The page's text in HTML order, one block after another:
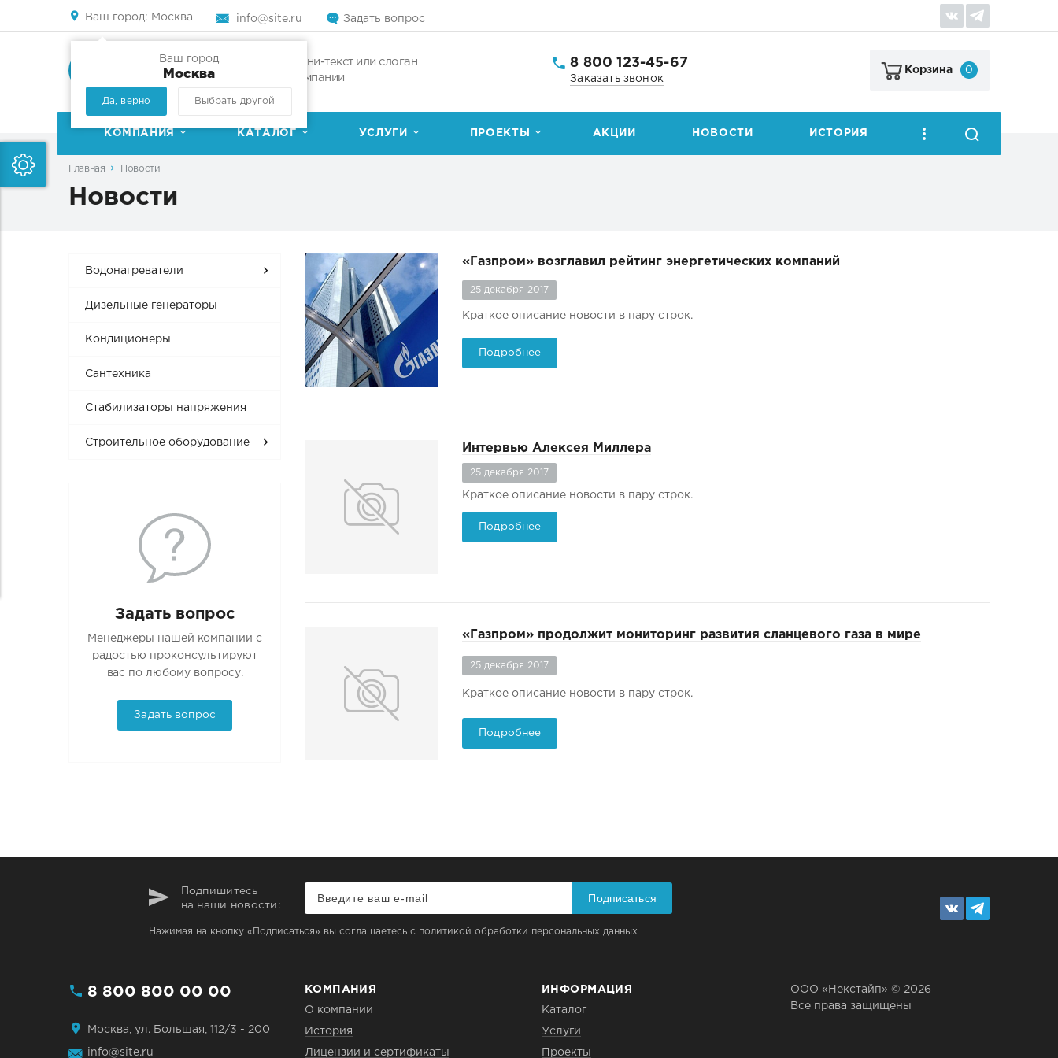
Ваш город: Москва
Ваш город
Москва
Да, верно Выбрать другой
info@site.ru Задать вопрос
Мини-текст или слоган
компании
8 800 123-45-67
Заказать звонок
Корзина 0
КОМПАНИЯ КАТАЛОГ УСЛУГИ ПРОЕКТЫ АКЦИИ НОВОСТИ ИСТОРИЯ
Главная Новости
Новости
Водонагреватели
Дизельные генераторы
Кондиционеры
Сантехника
Стабилизаторы напряжения
Строительное оборудование
Задать вопрос
Менеджеры нашей компании с
радостью проконсультируют
вас по любому вопросу.
Задать вопрос
«Газпром» возглавил рейтинг энергетических компаний
25 декабря 2017
Краткое описание новости в пару строк.
Подробнее
Интервью Алексея Миллера
25 декабря 2017
Краткое описание новости в пару строк.
Подробнее
«Газпром» продолжит мониторинг развития сланцевого газа в мире
25 декабря 2017
Краткое описание новости в пару строк.
Подробнее
Подпишитесь
на наши новости:
Подписаться
Нажимая на кнопку «Подписаться» вы соглашаетесь с политикой обработки персональных данных
8 800 800 00 00
Москва, ул. Большая, 112/3 - 200
info@site.ru
КОМПАНИЯ
О компании
История
Лицензии и сертификаты
ИНФОРМАЦИЯ
Каталог
Услуги
Проекты
ООО «Некстайп» © 2026
Все права защищены